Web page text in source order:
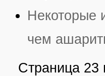
Некоторые
чем
Страница 23